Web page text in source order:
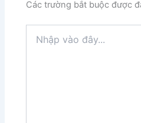
Các trường bắt buộc được
vào